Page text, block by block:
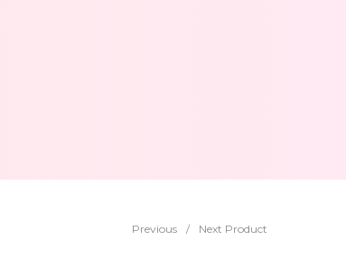
Previous / Next Product